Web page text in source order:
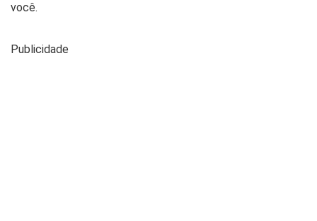
você.
Publicidade